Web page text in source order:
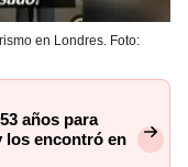
en Londres. Foto:
años para
los encontró en